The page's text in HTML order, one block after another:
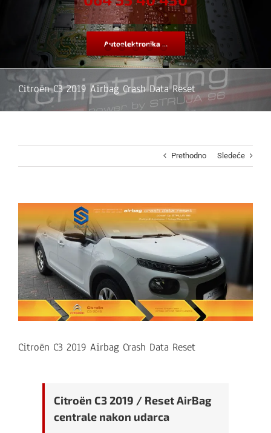
Autoelektronika ...
Citroën C3 2019 Airbag Crash Data Reset
Prethodno Sledeće
Citroën C3 2019 Airbag Crash Data Reset
Citroën C3 2019 / Reset AirBag
centrale nakon udarca